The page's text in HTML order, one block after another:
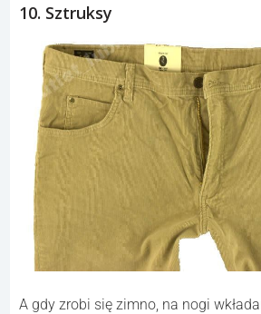
10. Sztruksy
A gdy zrobi się zimno, na nogi